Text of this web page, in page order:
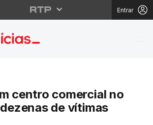
Entrar
em centro
centro comercial no
de vítimas